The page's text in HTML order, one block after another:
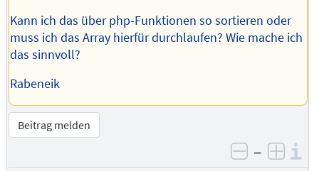
Kann ich das über php-Funktionen so sortieren oder
muss ich das Array hierfür durchlaufen? Wie mache ich
das sinnvoll?
Rabeneik
Beitrag melden
negativ
–